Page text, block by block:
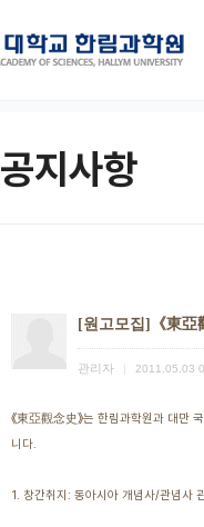
공지사항
[원고모집]《東亞
관리자 2011.05.03
《東亞觀念史》는 한림과학원과 대만
니다.
1. 창간취지: 동아시아 개념사/관념사